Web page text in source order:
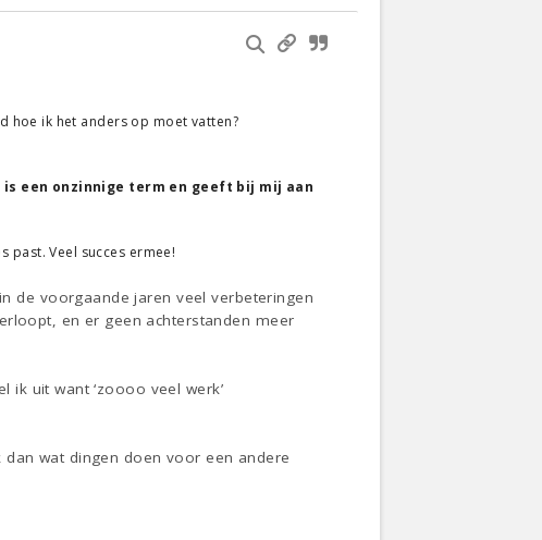
hoe ik het anders op moet vatten?
is een onzinnige term en geeft bij mij aan
past. Veel succes ermee!
de voorgaande jaren veel verbeteringen
en er geen achterstanden meer
ik uit want ‘zoooo veel werk’
wat dingen doen voor een andere